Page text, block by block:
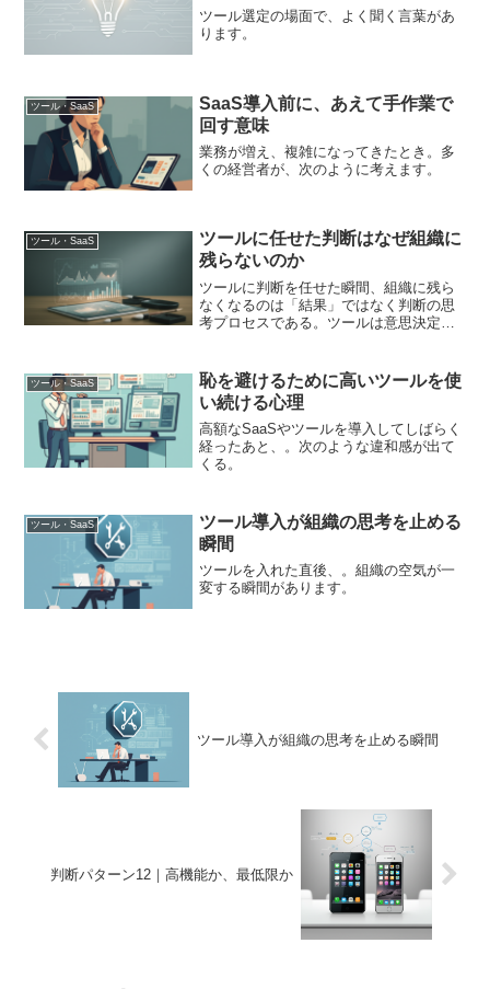
ツール選定の場面で、よく聞く言葉があ
ります。
ツール・SaaS
SaaS導入前に、あえて手作業で
回す意味
業務が増え、複雑になってきたとき。多
くの経営者が、次のように考えます。
ツール・SaaS
ツールに任せた判断はなぜ組織に
残らないのか
ツールに判断を任せた瞬間、組織に残ら
なくなるのは「結果」ではなく判断の思
考プロセスである。ツールは意思決定を
状況が再来したとき、組織は再びツール
に依存する。
ツール・SaaS
恥を避けるために高いツールを使
い続ける心理
高額なSaaSやツールを導入してしばらく
経ったあと、。次のような違和感が出て
くる。
ツール・SaaS
ツール導入が組織の思考を止める
瞬間
ツールを入れた直後、。組織の空気が一
変する瞬間があります。
ツール導入が組織の思考を止める瞬間
判断パターン12｜高機能か、最低限か